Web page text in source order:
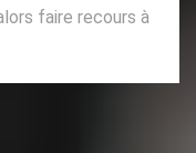
faire recours à